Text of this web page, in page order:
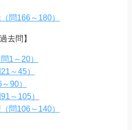
問166～180）
去問】
1～20）
～45）
90）
～105）
問106～140）